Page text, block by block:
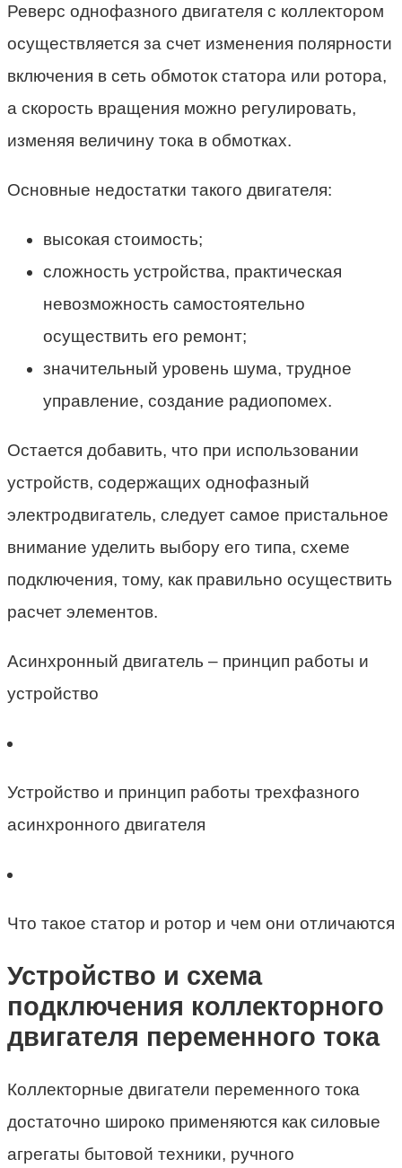
Реверс однофазного двигателя с коллектором
осуществляется за счет изменения полярности
включения в сеть обмоток статора или ротора,
а скорость вращения можно регулировать,
изменяя величину тока в обмотках.
Основные недостатки такого двигателя:
высокая стоимость;
сложность устройства, практическая
невозможность самостоятельно
осуществить его ремонт;
значительный уровень шума, трудное
управление, создание радиопомех.
Остается добавить, что при использовании
устройств, содержащих однофазный
электродвигатель, следует самое пристальное
внимание уделить выбору его типа, схеме
подключения, тому, как правильно осуществить
расчет элементов.
Асинхронный двигатель – принцип работы и
устройство
Устройство и принцип работы трехфазного
асинхронного двигателя
Что такое статор и ротор и чем они отличаются
Устройство и схема
подключения коллекторного
двигателя переменного тока
Коллекторные двигатели переменного тока
достаточно широко применяются как силовые
агрегаты бытовой техники, ручного